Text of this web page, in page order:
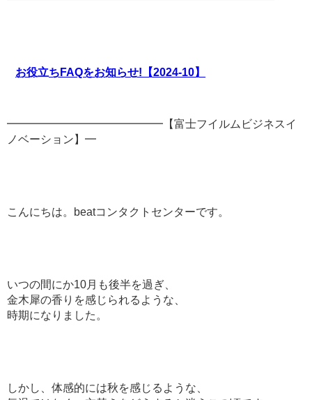
お役立ちFAQをお知らせ!【2024-10】
━━━━━━━━━━━━━━【富士フイルムビジネスイ
ノベーション】━
こんにちは。beatコンタクトセンターです。
いつの間にか10月も後半を過ぎ、
金木犀の香りを感じられるような、
時期になりました。
しかし、体感的には秋を感じるような、